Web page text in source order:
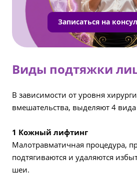
Записаться на
Виды подтяжки
В зависимости от уровня
вмешательства, выделяют 4
1 Кожный лифтинг
Малотравматичная процедура,
подтягиваются и удаляются
шеи.